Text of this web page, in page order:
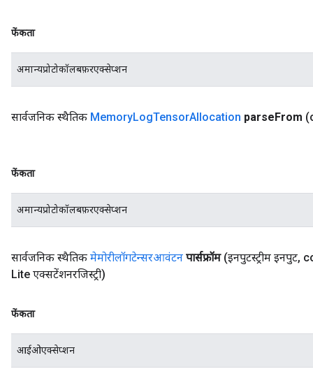
फेंकता
अमान्यप्रोटोकॉलबफ़रएक्सेप्शन
सार्वजनिक स्थैतिक MemoryLogTensorAllocation parseFrom
फेंकता
अमान्यप्रोटोकॉलबफ़रएक्सेप्शन
सार्वजनिक स्थैतिक मेमोरीलॉगटेन्सरआवंटन पार्सफ्रॉम (इनपुटस्ट्रीम इनपुट,
Lite एक्सटेंशनरजिस्ट्री)
फेंकता
आईओएक्सेप्शन